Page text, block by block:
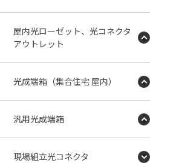
屋内光ローゼット、光コネクタ
アウトレット
光成端箱（集合住宅 屋内）
汎用光成端箱
現場組立光コネクタ